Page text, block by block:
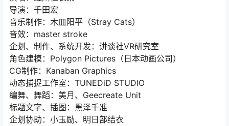
导演：千田宏
音乐制作：木皿阳平（Stray Cats）
音效：master stroke
企划、制作、系统开发：讲谈社VR研究室
角色建模：Polygon Pictures（日本动画公司）
CG制作：Kanaban Graphics
动态捕捉工作室：TUNEDiD STUDIO
编舞、舞蹈：美月、Geecreate Unit
标题文字、插图：黑泽千准
企划协助：小玉励、明日部结衣